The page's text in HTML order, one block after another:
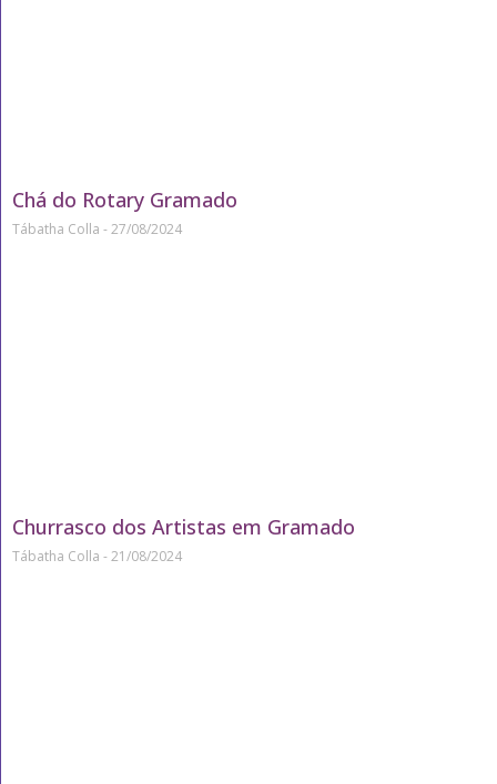
Chá do Rotary Gramado
Tábatha Colla 27/08/2024
Churrasco dos Artistas em Gramado
Tábatha Colla 21/08/2024